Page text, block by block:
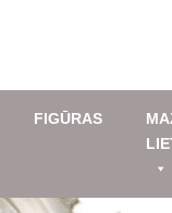
FIGŪRAS